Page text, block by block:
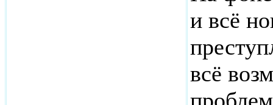
и всё
всё